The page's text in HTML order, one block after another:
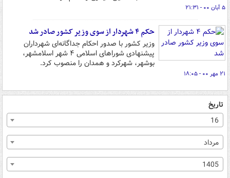
۵ آبان ۰۰ - ۲۱:۳۱
حکم ۴ شهردار از سوی وزیر کشور صادر شد
وزیر کشور با صدور احکام جداگانه‌ای شهرداران
پیشنهادی شوراهای اسلامی ۴ شهر اسلامشهر،
بوشهر، شهرکرد و همدان را منصوب کرد.
۲۱ مهر ۰۰ - ۱۸:۰۵
تاریخ
16
مرداد
1405